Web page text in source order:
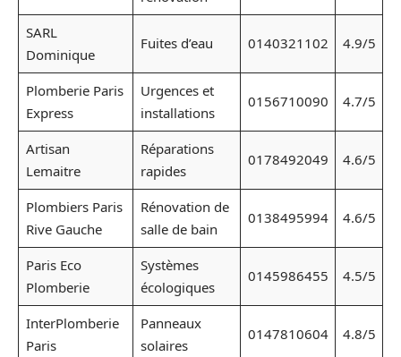
SARL
Dominique
Fuites d’eau 0140321102 4.9/5
Plomberie Paris
Express
Urgences et
installations
0156710090 4.7/5
Artisan
Lemaitre
Réparations
rapides
0178492049 4.6/5
Plombiers Paris
Rive Gauche
Rénovation de
salle de bain
0138495994 4.6/5
Paris Eco
Plomberie
Systèmes
écologiques
0145986455 4.5/5
InterPlomberie
Paris
Panneaux
solaires
0147810604 4.8/5